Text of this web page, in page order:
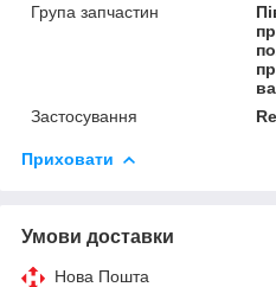
Група запчастин
Застосування
Приховати
Умови доставки
Нова Пошта